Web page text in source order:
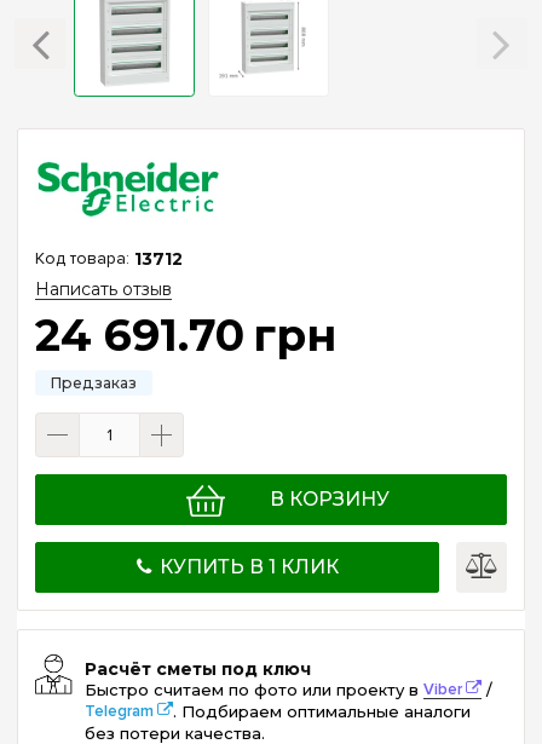
13712
Написать отзыв
24 691.70 грн
В КОРЗИНУ
КУПИТЬ В 1 КЛИК
Расчёт сметы под ключ
Быстро считаем по фото или проекту в Viber
/
Telegram
. Подбираем оптимальные аналоги
без потери качества.